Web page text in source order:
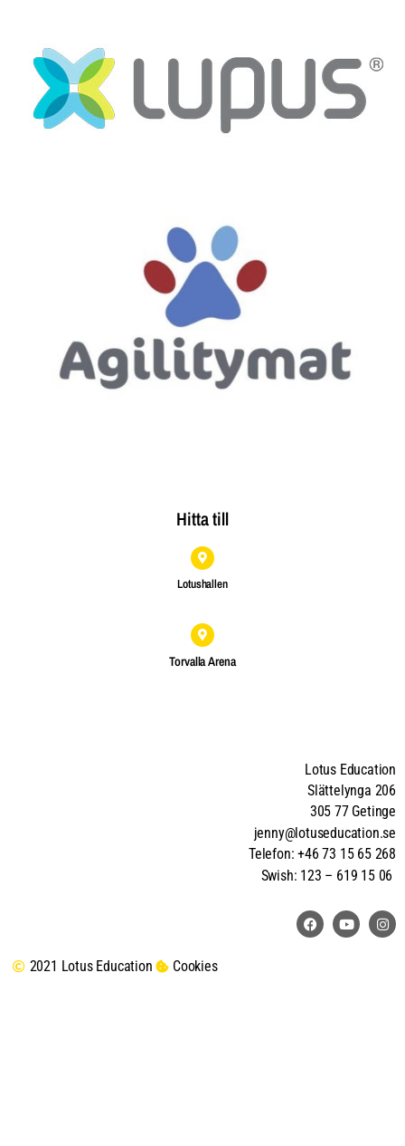
Hitta till
Lotushallen
Torvalla Arena
Lotus Education
Slättelynga 206
305 77 Getinge
jenny@lotuseducation.se
Telefon: +46 73 15 65 268
Swish: 123 – 619 15 06
2021 Lotus Education Cookies